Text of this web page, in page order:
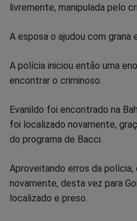
livremente, manipulada pelo
A esposa o ajudou com
A polícia iniciou então uma
encontrar o criminoso.
Evanildo foi encontrado na
foi localizado novamente,
do programa de Bacci.
Aproveitando erros da
novamente, desta vez para
localizado e preso.